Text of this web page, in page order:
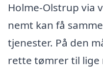
Holme-Olstrup via
nemt kan få
tjenester. På den
rette tømrer til